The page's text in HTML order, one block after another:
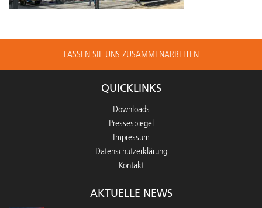
LASSEN SIE UNS ZUSAMMENARBEITEN
QUICKLINKS
Downloads
Pressespiegel
Impressum
Datenschutzerklärung
Kontakt
AKTUELLE NEWS